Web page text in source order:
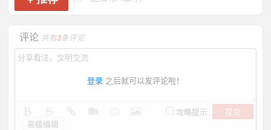
评论 共有3条评论
登录 之后就可以发评论啦！
攻略提示
提交
高级编辑